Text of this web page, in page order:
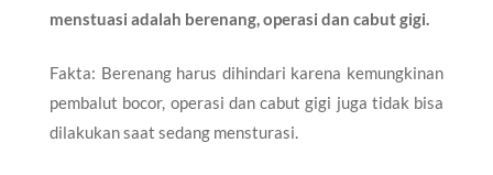
menstuasi adalah berenang, operasi dan cabut gigi.
Fakta: Berenang harus dihindari karena kemungkinan
pembalut bocor, operasi dan cabut gigi juga tidak bisa
dilakukan saat sedang mensturasi.